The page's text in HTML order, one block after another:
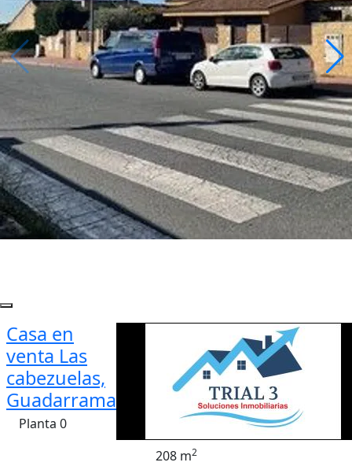
Casa en
venta Las
cabezuelas,
Guadarrama
Planta 0
208 m2